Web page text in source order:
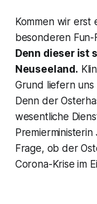
Kommen wir erst
besonderen
Denn dieser ist
Neuseeland.
Grund liefern uns
Denn der
wesentliche
Frage, ob der
Corona-Krise im